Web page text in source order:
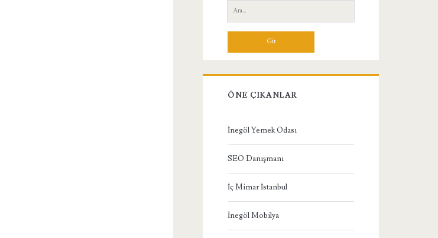
Yan
Menü
Ara:
ÖNE ÇIKANLAR
İnegöl Yemek Odası
SEO Danışmanı
İç Mimar İstanbul
İnegöl Mobilya